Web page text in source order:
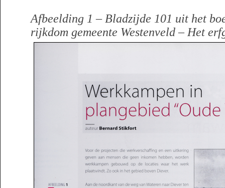
Afbeelding 1 – Bladzijde 101 uit het
rijkdom gemeente Westenveld – Het